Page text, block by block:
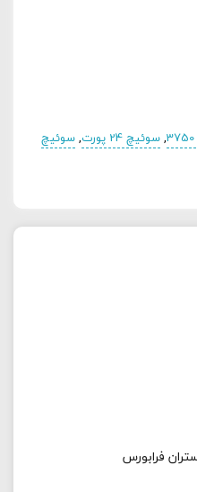
,سوئیچ 24 پورت ,سوئیچ